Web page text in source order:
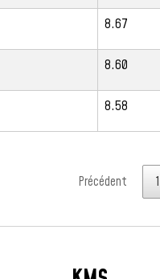
8.67
8.60
8.58
Précédent 1